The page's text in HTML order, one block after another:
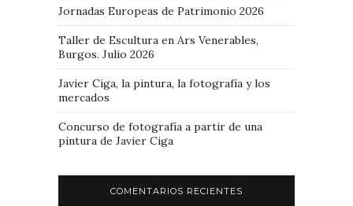
Jornadas Europeas de Patrimonio 2026
Taller de Escultura en Ars Venerables,
Burgos. Julio 2026
Javier Ciga, la pintura, la fotografía y los
mercados
Concurso de fotografía a partir de una
pintura de Javier Ciga
COMENTARIOS RECIENTES